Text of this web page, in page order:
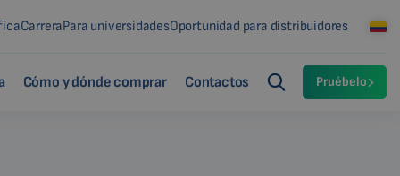
CarreraPara universidadesOportunidad para distribuidores
Cómo y dónde comprar Contactos Pruébelo